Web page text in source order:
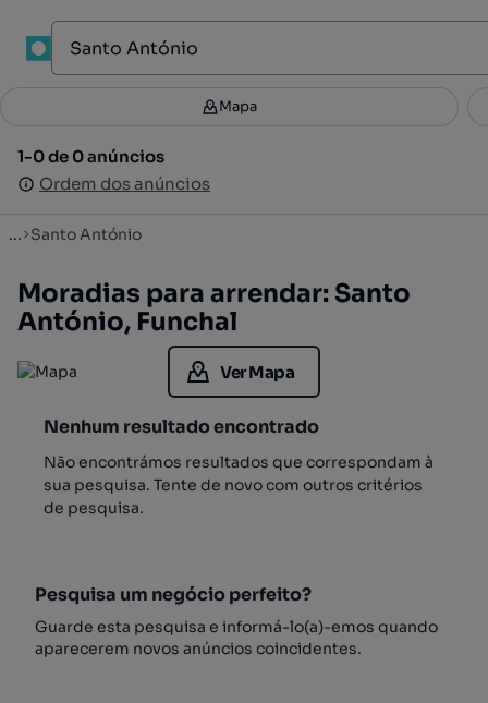
Filtros 3
1-0 de 0 anúncios
Ordem dos anúncios
Mapa
1-0 de 0 anúncios
Ordem dos anúncios
... Santo António
Moradias para arrendar: Santo
António, Funchal
Ver Mapa
Nenhum resultado encontrado
Não encontrámos resultados que correspondam à
sua pesquisa. Tente de novo com outros critérios
de pesquisa.
Pesquisa um negócio perfeito?
Guarde esta pesquisa e informá-lo(a)-emos quando
aparecerem novos anúncios coincidentes.